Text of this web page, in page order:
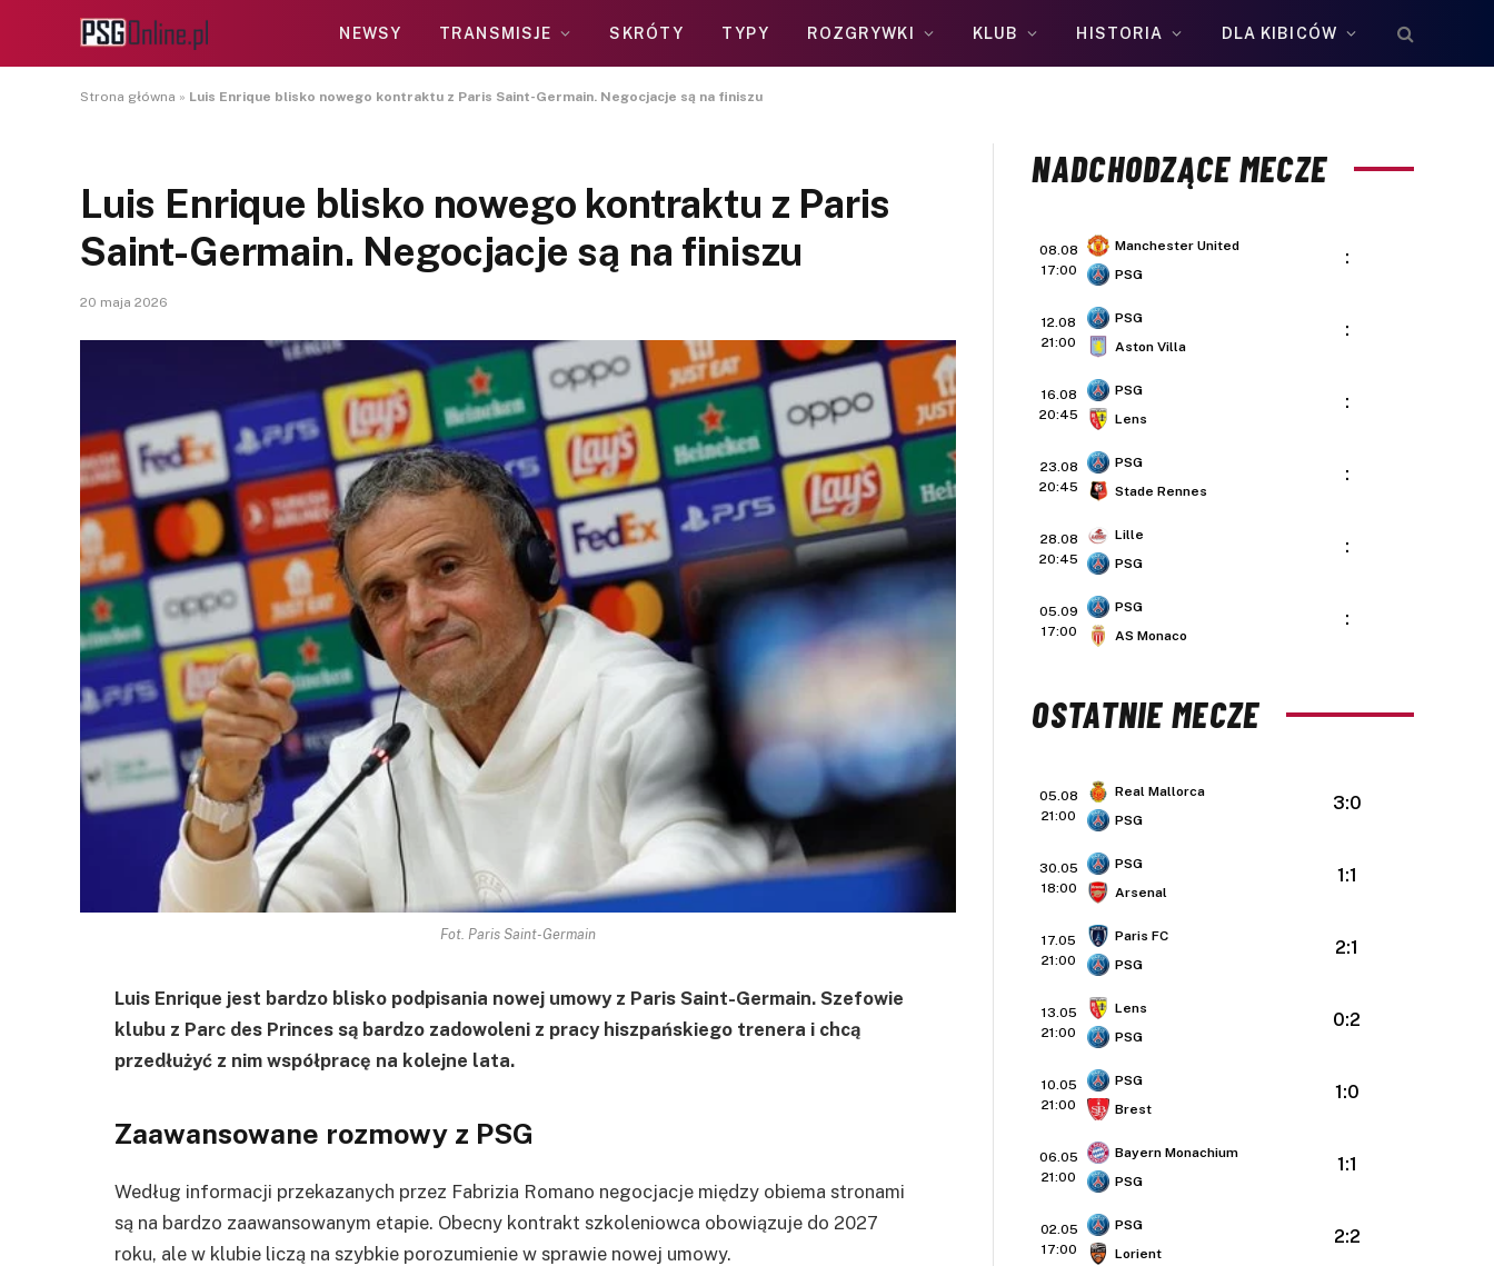
NEWSY TRANSMISJE SKRÓTY TYPY ROZGRYWKI KLUB HISTORIA DLA KIBICÓW
Strona główna » Luis Enrique blisko nowego kontraktu z Paris Saint-Germain. Negocjacje są na finiszu
Luis Enrique blisko nowego kontraktu z Paris
Saint-Germain. Negocjacje są na finiszu
20 maja 2026
Fot. Paris Saint-Germain
Luis Enrique jest bardzo blisko podpisania nowej umowy z Paris Saint-Germain. Szefowie
klubu z Parc des Princes są bardzo zadowoleni z pracy hiszpańskiego trenera i chcą
przedłużyć z nim współpracę na kolejne lata.
Zaawansowane rozmowy z PSG
Według informacji przekazanych przez Fabrizia Romano negocjacje między obiema stronami
są na bardzo zaawansowanym etapie. Obecny kontrakt szkoleniowca obowiązuje do 2027
roku, ale w klubie liczą na szybkie porozumienie w sprawie nowej umowy.
NADCHODZĄCE MECZE
08.08
17:00
Manchester United
PSG
:
12.08
21:00
PSG
Aston Villa
:
16.08
20:45
PSG
Lens
:
23.08
20:45
PSG
Stade Rennes
:
28.08
20:45
Lille
PSG
:
05.09
17:00
PSG
AS Monaco
:
OSTATNIE MECZE
05.08
21:00
Real Mallorca
PSG
3:0
30.05
18:00
PSG
Arsenal
1:1
17.05
21:00
Paris FC
PSG
2:1
13.05
21:00
Lens
PSG
0:2
10.05
21:00
PSG
Brest
1:0
06.05
21:00
Bayern Monachium
PSG
1:1
02.05
17:00
PSG
Lorient
2:2